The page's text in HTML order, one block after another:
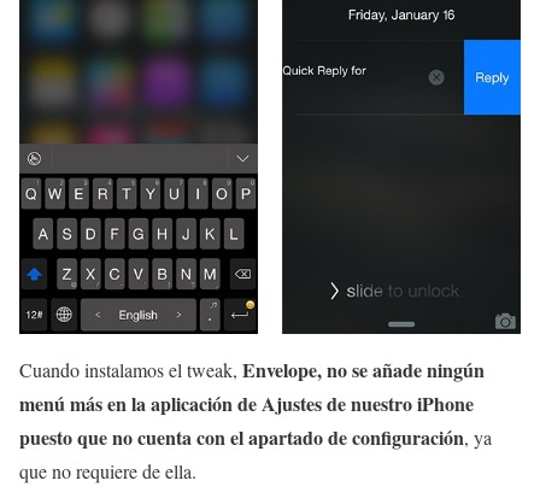
Cuando instalamos el tweak, Envelope, no se añade ningún
menú más en la aplicación de Ajustes de nuestro iPhone
puesto que no cuenta con el apartado de configuración, ya
que no requiere de ella.